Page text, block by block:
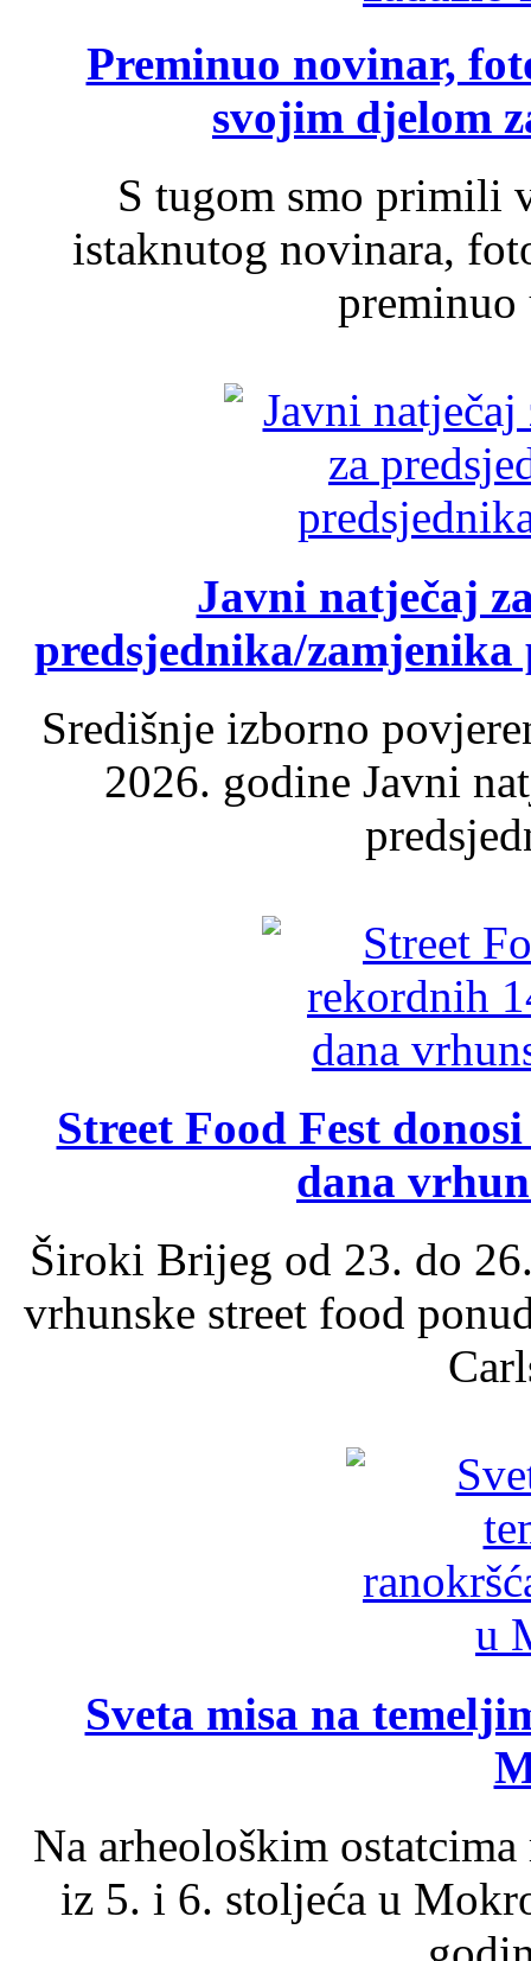
Preminuo novinar,
svojim djelom
S tugom smo primili
istaknutog novinara,
Javni natječaj
predsjednika/
Središnje izborno
2026. godine Javni
Street Food Fest
dana
Široki Brijeg od 23. do
vrhunske street food
Sveta misa na
Na arheološkim
iz 5. i 6. stoljeća u